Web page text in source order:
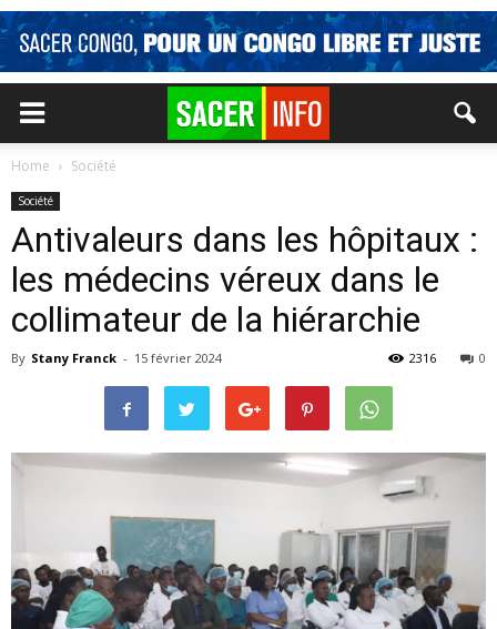
Home Société
Société
Antivaleurs dans les hôpitaux :
les médecins véreux dans le
collimateur de la hiérarchie
By Stany Franck - 15 février 2024 0
2316